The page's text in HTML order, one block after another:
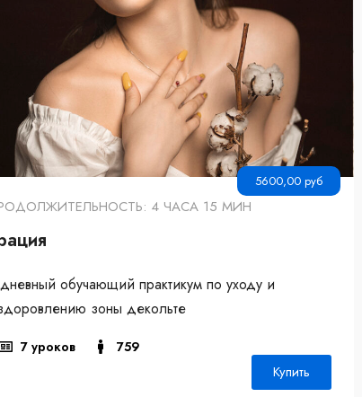
5600,00 руб
4 ЧАСА 15 МИН
обучающий практикум по уходу и
зоны декольте
7 уроков 759
Купить